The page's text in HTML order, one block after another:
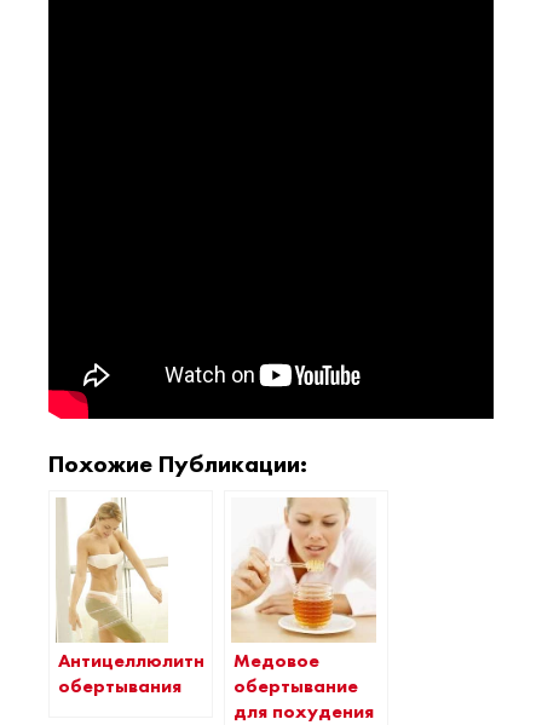
Похожие Публикации:
Антицеллюлитные
обертывания
Медовое
обертывание
для похудения